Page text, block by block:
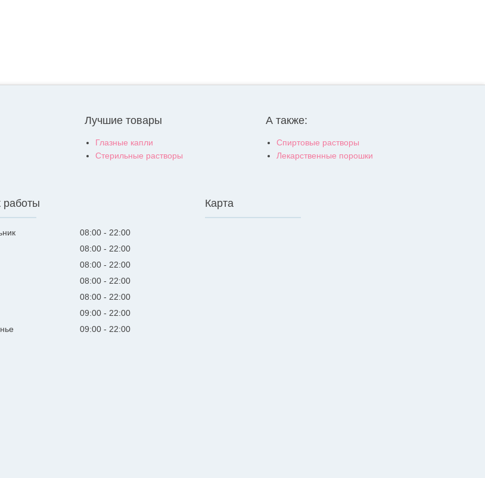
Лучшие товары
Глазные капли
Стерильные растворы
А также:
Спиртовые растворы
Лекарственные порошки
работы
08:00
22:00
08:00
22:00
08:00
22:00
08:00
22:00
08:00
22:00
09:00
22:00
09:00 22:00
Карта